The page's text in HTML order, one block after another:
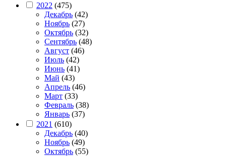
2022 (475)
Декабрь (42)
Ноябрь (27)
Октябрь (32)
Сентябрь (48)
Август (46)
Июль (42)
Июнь (41)
Май (43)
Апрель (46)
Март (33)
Февраль (38)
Январь (37)
2021 (610)
Декабрь (40)
Ноябрь (49)
Октябрь (55)